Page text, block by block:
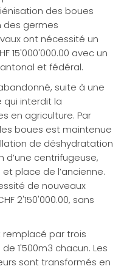
des boues
des germes
ont nécessité un
15'000'000.00 avec un
et fédéral.
suite à une
qui interdit la
en agriculture. Par
boues est maintenue
de déshydratation
d’une centrifugeuse,
place de l’ancienne.
de nouveaux
2'150'000.00, sans
remplacé par trois
1'500m3 chacun. Les
sont transformés en